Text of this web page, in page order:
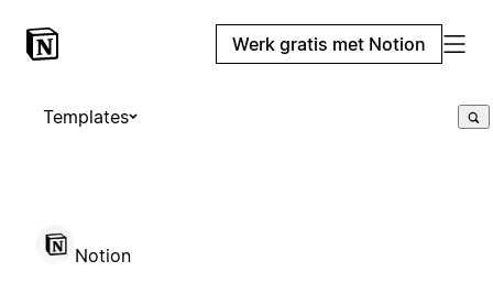
Werk gratis met Notion
Templates
Notion